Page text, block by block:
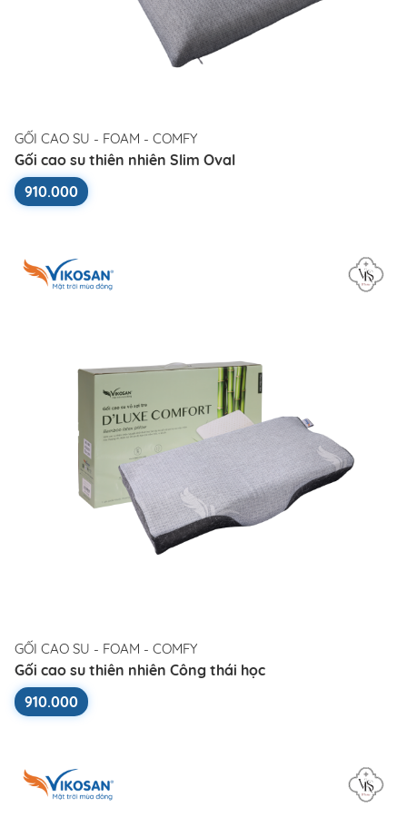
GỐI CAO SU - FOAM - COMFY
Gối cao su thiên nhiên Slim Oval
910.000
GỐI CAO SU - FOAM - COMFY
Gối cao su thiên nhiên Công thái học
910.000